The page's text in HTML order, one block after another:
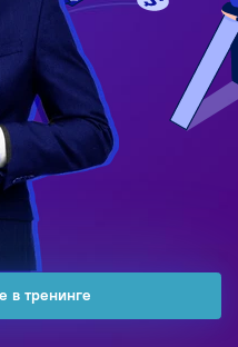
в тренинге